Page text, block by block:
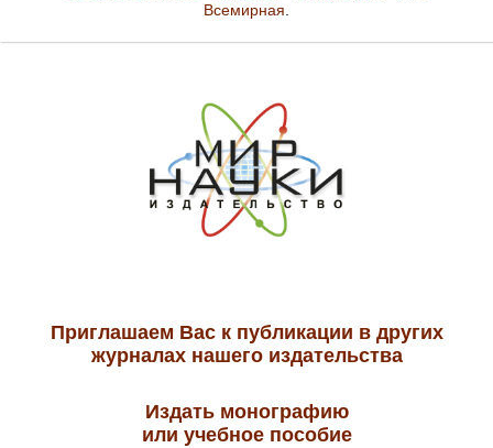
Всемирная
Приглашаем Вас к публикации в других
журналах нашего издательства
Издать монографию
или учебное пособие